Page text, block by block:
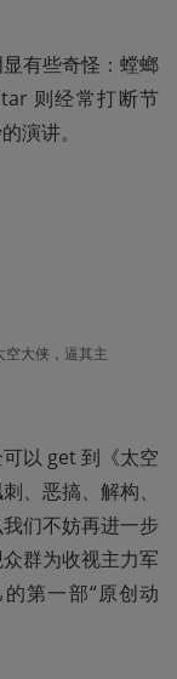
有些奇怪：螳螂
则经常打断节
演讲。
以 get 到《太空
、恶搞、解构、
们不妨再进一步
群为收视主力军
第一部“原创动